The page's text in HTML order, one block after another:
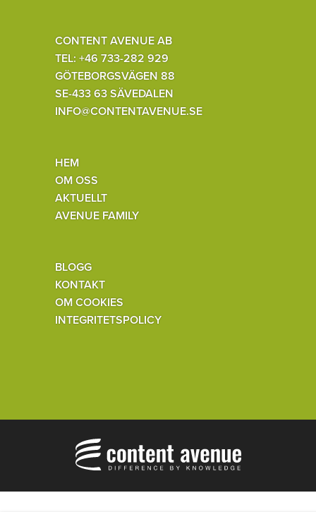
CONTENT AVENUE AB
TEL: +46 733-282 929
GÖTEBORGSVÄGEN 88
SE-433 63 SÄVEDALEN
INFO@CONTENTAVENUE.SE
HEM
OM OSS
AKTUELLT
AVENUE FAMILY
BLOGG
KONTAKT
OM COOKIES
INTEGRITETSPOLICY